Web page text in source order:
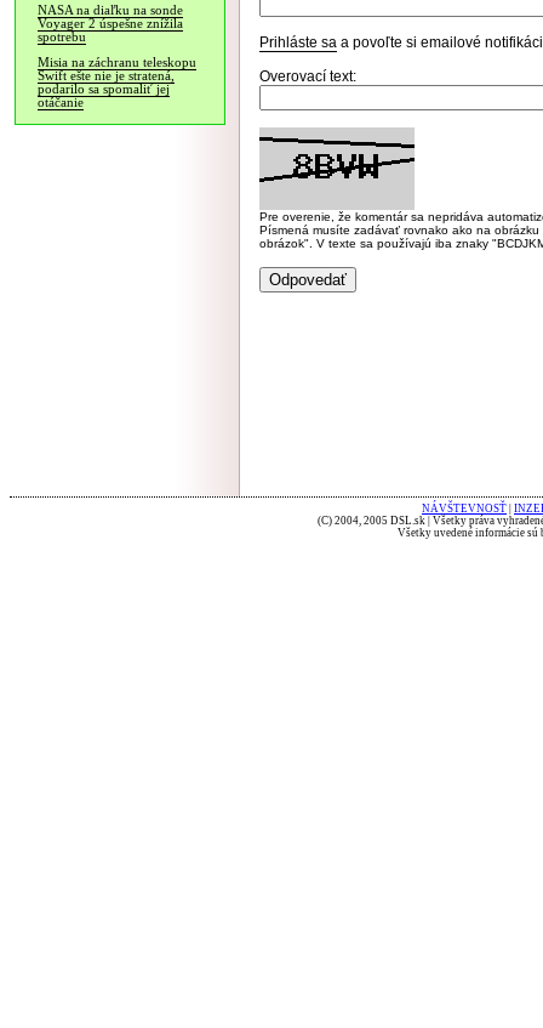
NASA na diaľku na sonde
Voyager 2 úspešne znížila
spotrebu
Misia na záchranu teleskopu
Swift ešte nie je stratená,
podarilo sa spomaliť jej
otáčanie
Prihláste sa a povoľte si emailové
Overovací text:
Pre overenie, že komentár sa nepridáva
Písmená musíte zadávať rovnako ako na
obrázok". V texte sa používajú iba znaky
NÁVŠTEVNOSŤ
(C) 2004, 2005 DSL.sk | Všetky práva
Všetky uvedené informácie sú